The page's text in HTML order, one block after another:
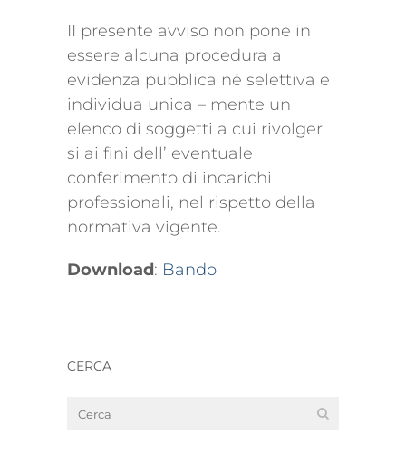
II presente avviso non pone in
essere alcuna procedura a
evidenza pubblica né selettiva e
individua unica – mente un
elenco di soggetti a cui rivolger
si ai fini dell’ eventuale
conferimento di incarichi
professionali, nel rispetto della
normativa vigente.
Download: Bando
CERCA